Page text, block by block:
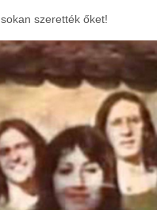
szerették őket!